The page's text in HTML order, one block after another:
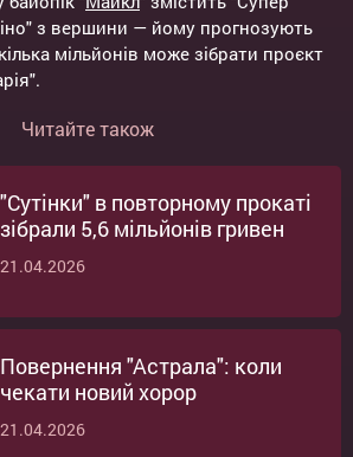
з вершини — йому прогнозують
мільйонів може зібрати проєкт
Читайте також
"Сутінки" в повторному прокаті
зібрали 5,6 мільйонів гривен
21.04.2026
Повернення "Астрала": коли
чекати новий хорор
21.04.2026